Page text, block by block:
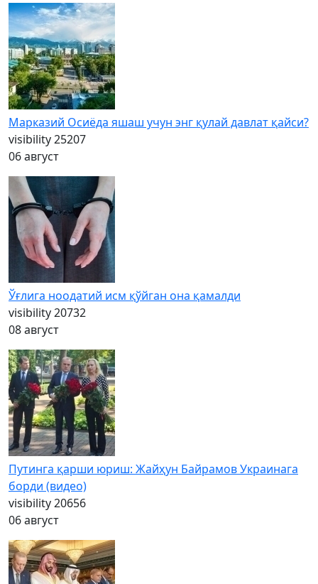
Марказий Осиёда яшаш учун энг қулай давлат қайси?
visibility25207
06 август
Ўғлига ноодатий исм қўйган она қамалди
visibility20732
08 август
Путинга қарши юриш: Жайҳун Байрамов Украинага
борди (видео)
visibility20656
06 август